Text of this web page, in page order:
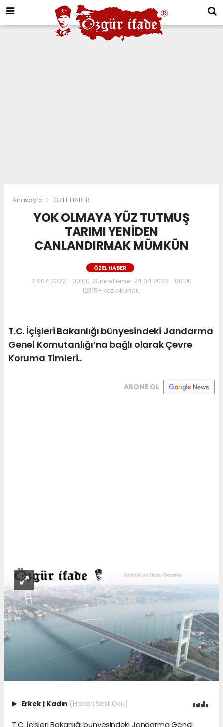
Anasayfa ÖZEL HABER
YOK OLMAYA YÜZ TUTMUŞ
TARIMI YENİDEN
CANLANDIRMAK MÜMKÜN
ÖZEL HABER
24.04.2022 - 00:00, Güncelleme: 24.04.2022 - 00:00
12315+ kez okundu.
T.C. İçişleri Bakanlığı bünyesindeki Jandarma
Genel Komutanlığı’na bağlı olarak Çevre
Koruma Timleri..
ABONE OL
Erkek | Kadın (Haberi Sesli Oku)
T.C. İçişleri Bakanlığı bünyesindeki Jandarma Genel